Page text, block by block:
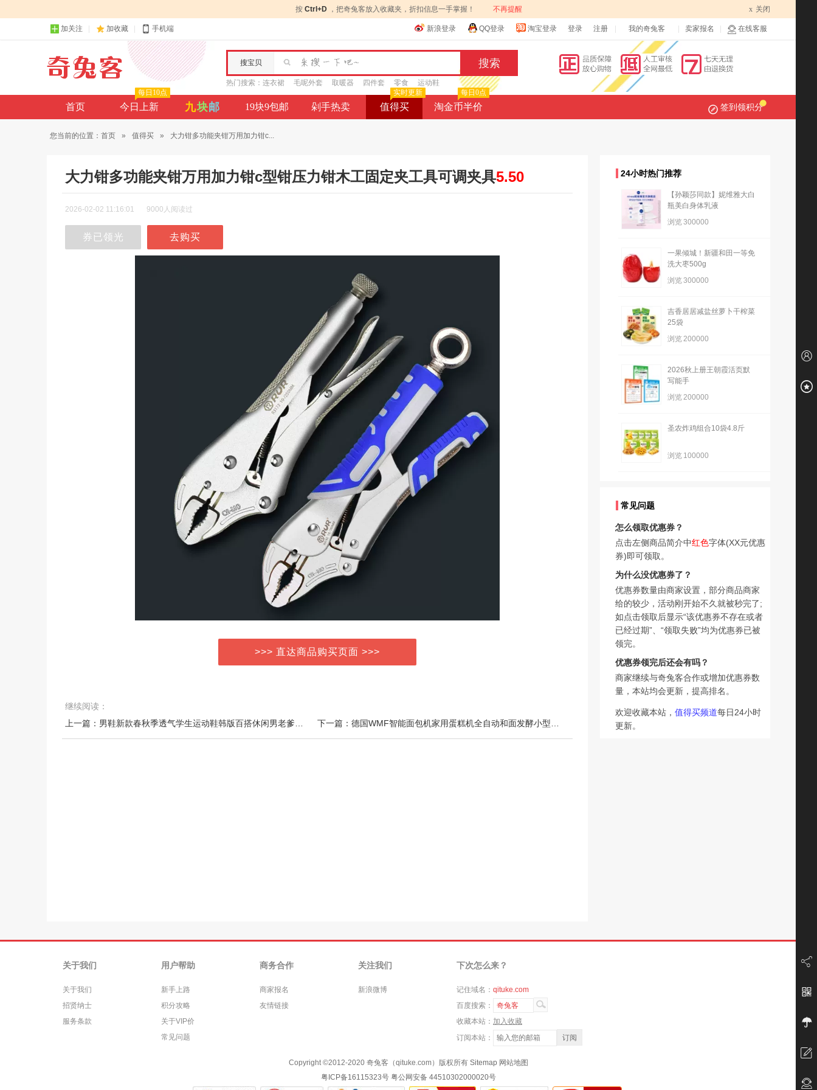
按 Ctrl+D ，把奇兔客放入收藏夹，折扣信息一手掌握！ 不再提醒 x 关闭
加关注 加收藏 手机端 新浪登录 QQ登录 淘宝登录 登录 注册 我的奇兔客 卖家报名 在线客服
搜宝贝
热门搜索： 连衣裙 毛呢外套 取暖器 四件套 零食 运动鞋
首页 今日上新
每日10点
九块邮 19块9包邮 剁手热卖 值得买
实时更新
淘金币半价
每日0点
签到领积分
您当前的位置： 首页 » 值得买 » 大力钳多功能夹钳万用加力钳c...
大力钳多功能夹钳万用加力钳c型钳压力钳木工固定夹工具可调夹具5.50
2026-02-02 11:16:01 9000人阅读过
券已领光 去购买
>>> 直达商品购买页面 >>>
继续阅读：
24小时热门推荐
【孙颖莎同款】妮维雅大白
瓶美白身体乳液
浏览300000
一果倾城！新疆和田一等免
洗大枣500g
浏览300000
吉香居居减盐丝萝卜干榨菜
25袋
浏览200000
2026秋上册王朝霞活页默
写能手
浏览200000
圣农炸鸡组合10袋4.8斤
浏览 100000
常见问题
怎么领取优惠券？
点击左侧商品简介中红色字体(XX元优惠
券)即可领取。
为什么没优惠券了？
优惠券数量由商家设置，部分商品商家
给的较少，活动刚开始不久就被秒完了;
如点击领取后显示“该优惠券不存在或者
已经过期”、“领取失败”均为优惠券已被
领完。
优惠券领完后还会有吗？
商家继续与奇兔客合作或增加优惠券数
量，本站均会更新，提高排名。
欢迎收藏本站， 值得买频道每日24小时
更新。
关于我们
关于我们
招贤纳士
服务条款
用户帮助
新手上路
积分攻略
关于VIP价
常见问题
商务合作
商家报名
友情链接
关注我们
新浪微博
下次怎么来？
记住域名： qituke.com
百度搜索：
奇兔客
收藏本站： 加入收藏
订阅本站：
Copyright ©2012-2020 奇兔客（qituke.com）版权所有 Sitemap 网站地图
粤ICP备16115323号 粤公网安备 44510302000020号